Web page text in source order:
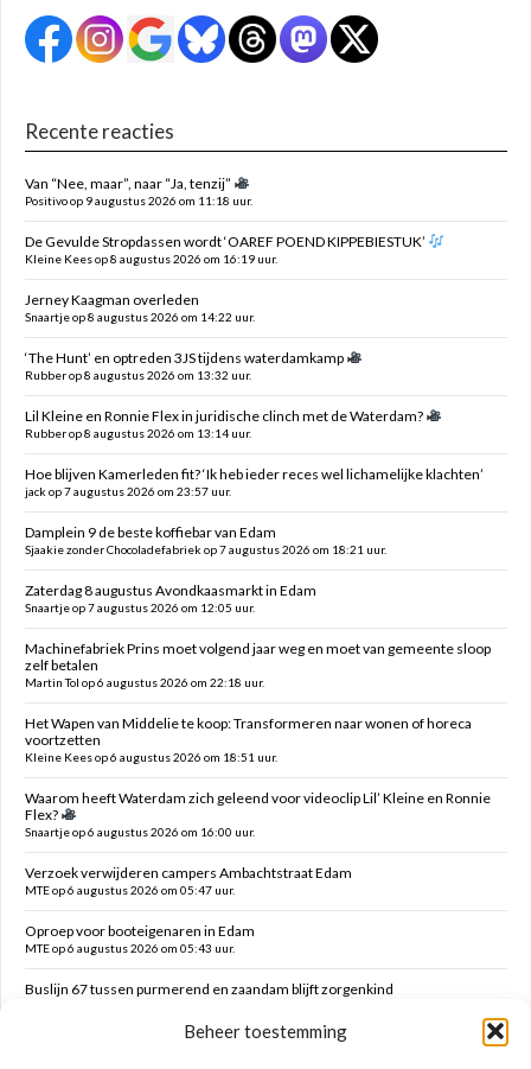
Beheer toestemming
Recente reacties
Van “Nee, maar”, naar “Ja, tenzij”
Positivo op 9 augustus 2026 om 11:18 uur.
De Gevulde Stropdassen wordt ‘OAREF POEND KIPPEBIESTUK’
Kleine Kees op 8 augustus 2026 om 16:19 uur.
Jerney Kaagman overleden
Snaartje op 8 augustus 2026 om 14:22 uur.
‘The Hunt’ en optreden 3JS tijdens waterdamkamp
Rubber op 8 augustus 2026 om 13:32 uur.
Lil Kleine en Ronnie Flex in juridische clinch met de Waterdam?
Rubber op 8 augustus 2026 om 13:14 uur.
Hoe blijven Kamerleden fit? ‘Ik heb ieder reces wel lichamelijke klachten’
jack op 7 augustus 2026 om 23:57 uur.
Damplein 9 de beste koffiebar van Edam
Sjaakie zonder Chocoladefabriek op 7 augustus 2026 om 18:21 uur.
Zaterdag 8 augustus Avondkaasmarkt in Edam
Snaartje op 7 augustus 2026 om 12:05 uur.
Machinefabriek Prins moet volgend jaar weg en moet van gemeente sloop
zelf betalen
Martin Tol op 6 augustus 2026 om 22:18 uur.
Het Wapen van Middelie te koop: Transformeren naar wonen of horeca
voortzetten
Kleine Kees op 6 augustus 2026 om 18:51 uur.
Waarom heeft Waterdam zich geleend voor videoclip Lil’ Kleine en Ronnie
Flex?
Snaartje op 6 augustus 2026 om 16:00 uur.
Verzoek verwijderen campers Ambachtstraat Edam
MTE op 6 augustus 2026 om 05:47 uur.
Oproep voor booteigenaren in Edam
MTE op 6 augustus 2026 om 05:43 uur.
Buslijn 67 tussen purmerend en zaandam blijft zorgenkind